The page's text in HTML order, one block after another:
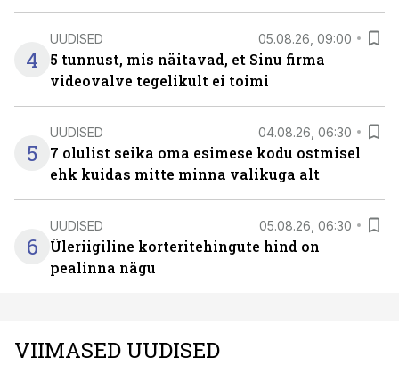
4
UUDISED 05.08.26, 09:00
5 tunnust, mis näitavad, et Sinu firma
videovalve tegelikult ei toimi
5
UUDISED 04.08.26, 06:30
7 olulist seika oma esimese kodu ostmisel
ehk kuidas mitte minna valikuga alt
6
UUDISED 05.08.26, 06:30
Üleriigiline korteritehingute hind on
pealinna nägu
VIIMASED UUDISED